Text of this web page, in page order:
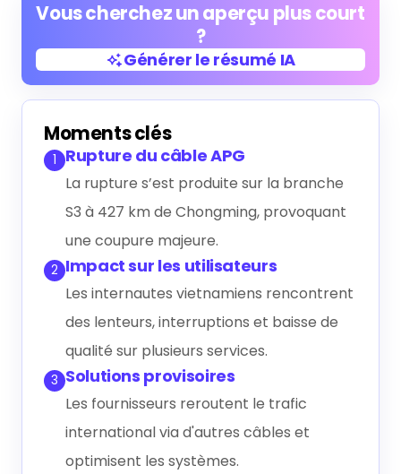
Vous cherchez un aperçu plus court
?
Générer le résumé IA
Générer le résumé IA
Moments clés
1 Rupture du câble APG
La rupture s’est produite sur la branche
S3 à 427 km de Chongming, provoquant
une coupure majeure.
2 Impact sur les utilisateurs
Les internautes vietnamiens rencontrent
des lenteurs, interruptions et baisse de
qualité sur plusieurs services.
3 Solutions provisoires
Les fournisseurs reroutent le trafic
international via d'autres câbles et
optimisent les systèmes.